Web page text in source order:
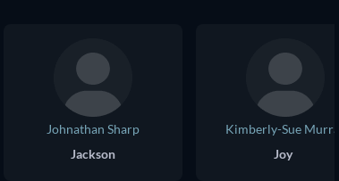
Johnathan Sharp
Jackson
Kimberly-Sue Murray
Joy